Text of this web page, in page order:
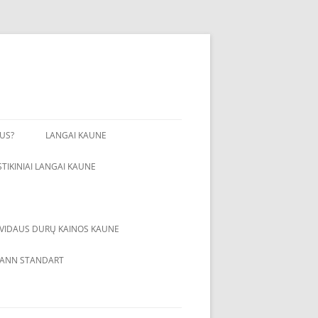
LANGAI KAUNE
LANGAI KAUNE
HDF
VIDAUS DURŲ KAINOS KAUNE
STANDART